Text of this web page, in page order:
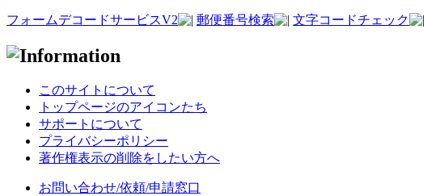
フォームデコードサービスV2 郵便番号検索 文字コードチェック
このサイトについて
トップページのアイコンたち
サポートについて
プライバシーポリシー
著作権表示の削除をしたい方へ
お問い合わせ/依頼/申請窓口